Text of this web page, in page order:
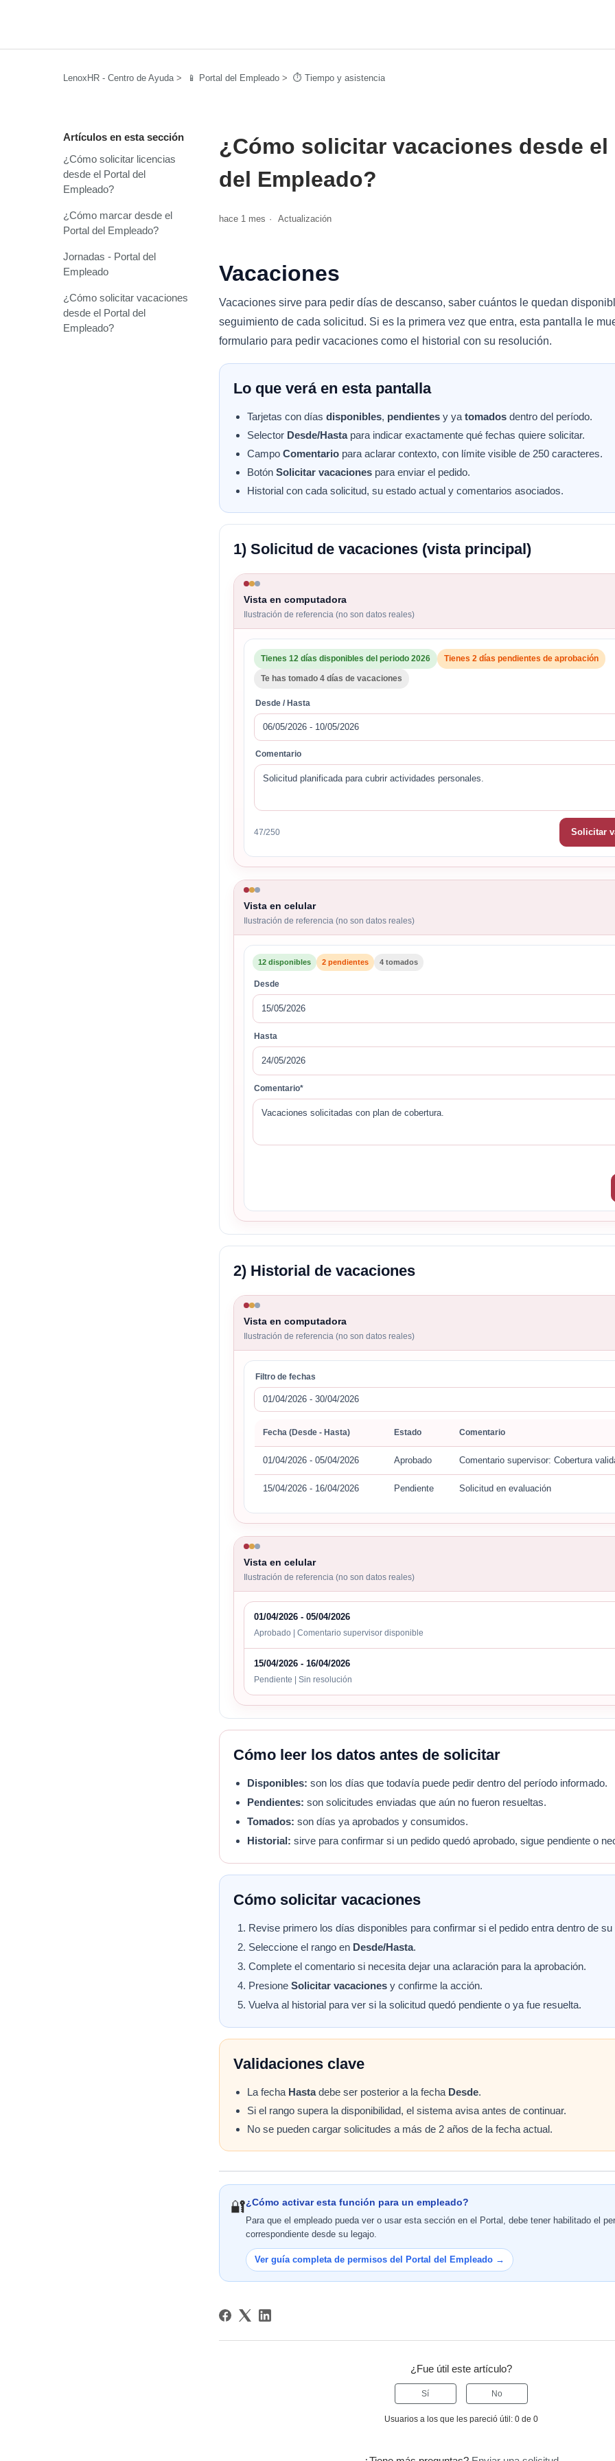
LenoxHR - Centro de Ayuda 📱 Portal del Empleado ⏱️ Tiempo y asistencia
Artículos en esta sección
¿Cómo solicitar licencias
desde el Portal del
Empleado?
¿Cómo marcar desde el
Portal del Empleado?
Jornadas - Portal del
Empleado
¿Cómo solicitar vacaciones
desde el Portal del
Empleado?
¿Cómo solicitar vacaciones desde el
del Empleado?
hace 1 mes Actualización
Vacaciones
Vacaciones sirve para pedir días de descanso, saber cuántos le quedan
seguimiento de cada solicitud. Si es la primera vez que entra, esta pantalla le
formulario para pedir vacaciones como el historial con su resolución.
Lo que verá en esta pantalla
Tarjetas con díasdisponibles, pendientes y yatomados dentro del período.
Selector Desde/Hastapara indicar exactamente qué fechas quiere solicitar.
CampoComentario para aclarar contexto, con límite visible de 250 caracteres.
BotónSolicitar vacaciones para enviar el pedido.
Historial con cada solicitud, su estado actual y comentarios asociados.
1) Solicitud de vacaciones (vista principal)
Vista en computadora
Ilustración de referencia (no son datos reales)
Tienes 12 días disponibles del periodo 2026 Tienes 2 días pendientes de aprobación
Te has tomado 4 días de vacaciones
Desde / Hasta
06/05/2026 - 10/05/2026
Comentario
Solicitud planificada para cubrir actividades personales.
47/250 Solicitar
Vista en celular
Ilustración de referencia (no son datos reales)
12 disponibles 2 pendientes 4 tomados
Desde
15/05/2026
Hasta
24/05/2026
Comentario*
Vacaciones solicitadas con plan de cobertura.
2) Historial de vacaciones
Vista en computadora
Ilustración de referencia (no son datos reales)
Filtro de fechas
01/04/2026 - 30/04/2026
Fecha (Desde - Hasta) Estado Comentario
01/04/2026 - 05/04/2026 Aprobado Comentario supervisor: Cobertura
15/04/2026 - 16/04/2026 Pendiente Solicitud en evaluación
Vista en celular
Ilustración de referencia (no son datos reales)
01/04/2026 - 05/04/2026
Aprobado | Comentario supervisor disponible
15/04/2026 - 16/04/2026
Pendiente | Sin resolución
Cómo leer los datos antes de solicitar
Disponibles: son los días que todavía puede pedir dentro del período informado.
Pendientes: son solicitudes enviadas que aún no fueron resueltas.
Tomados: son días ya aprobados y consumidos.
Historial: sirve para confirmar si un pedido quedó aprobado, sigue pendiente o
Cómo solicitar vacaciones
Revise primero los días disponibles para confirmar si el pedido entra dentro de su
Seleccione el rango en Desde/Hasta.
Complete el comentario si necesita dejar una aclaración para la aprobación.
PresioneSolicitar vacaciones y confirme la acción.
Vuelva al historial para ver si la solicitud quedó pendiente o ya fue resuelta.
Validaciones clave
La fecha Hastadebe ser posterior a la fecha Desde.
Si el rango supera la disponibilidad, el sistema avisa antes de continuar.
No se pueden cargar solicitudes a más de 2 años de la fecha actual.
🔐¿Cómo activar esta función para un empleado?
Para que el empleado pueda ver o usar esta sección en el Portal, debe tener habilitado el
correspondiente desde su legajo.
Ver guía completa de permisos del Portal del Empleado →
¿Fue útil este artículo?
Sí No
Usuarios a los que les pareció útil: 0 de 0